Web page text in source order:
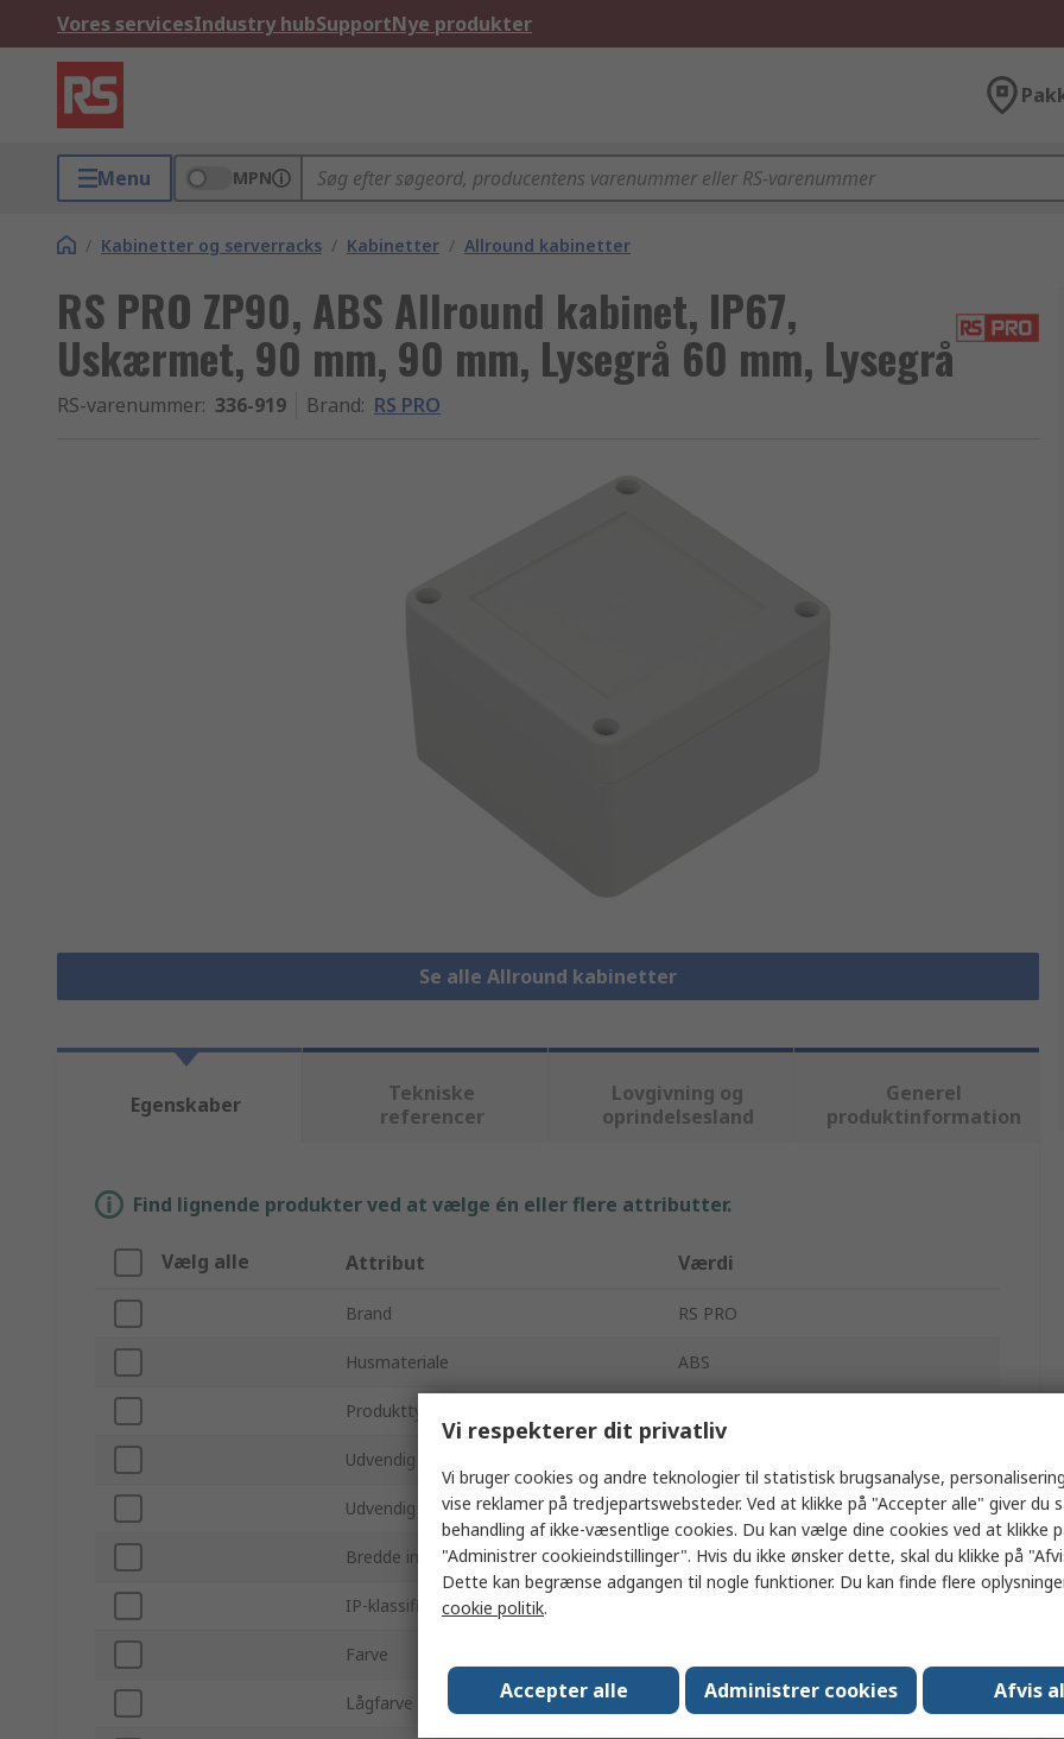
Vores servicesIndustry hubSupportNye produkter
Menu MPN
/ Kabinetter og serverracks / Kabinetter / Allround kabinetter
RS PRO ZP90, ABS Allround kabinet, IP67,
Uskærmet, 90 mm, 90 mm, Lysegrå 60 mm, Lysegrå
RS-varenummer: 336-919 Brand: RS PRO
Se alle Allround kabinetter
Egenskaber
Tekniske
referencer
Lovgivning og
oprindelsesland
Generel
produktinformation
Find lignende produkter ved at vælge én eller flere attributter.
Vælg alle Attribut Værdi
Brand RS PRO
Husmateriale ABS
Produkttype
Udvendig højde
Udvendig bredde 90mm
Bredde indvendig 90mm
IP-klassificering
Farve
Lågfarve Lysegrå
Vi respekterer dit privatliv
Vi bruger cookies og andre teknologier til statistisk brugsanalyse,
vise reklamer på tredjepartswebsteder. Ved at klikke på "Accepter alle" giver du
behandling af ikke-væsentlige cookies. Du kan vælge dine cookies ved at klikke
"Administrer cookieindstillinger". Hvis du ikke ønsker dette, skal du klikke på
Dette kan begrænse adgangen til nogle funktioner. Du kan finde flere
cookie politik.
Accepter alle Administrer cookies Afvis